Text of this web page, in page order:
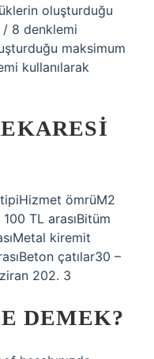
oluşturduğu
8 denklemi
maksimum
kullanılarak
tipiHizmet ömrüM2
TL arasıBitüm
kiremit
çatılar30 –
202. 3
DEMEK?